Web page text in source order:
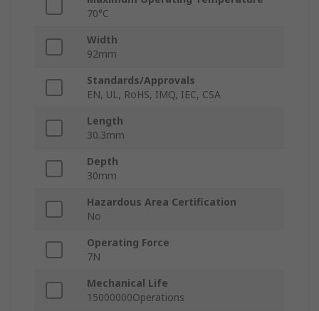
70°C
Width
92mm
Standards/Approvals
EN, UL, RoHS, IMQ, IEC, CSA
Length
30.3mm
Depth
30mm
Hazardous Area Certification
No
Operating Force
7N
Mechanical Life
15000000Operations